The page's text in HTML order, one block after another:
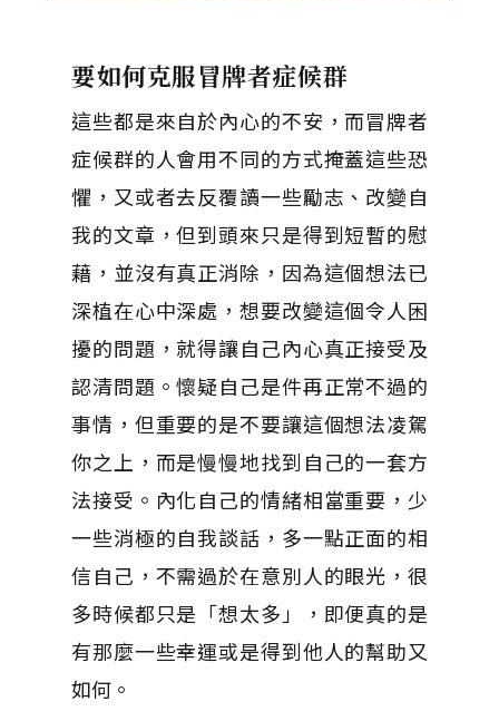
要如何克服冒牌者症候群
這些都是來自於內心的不安，而冒牌者
症候群的人會用不同的方式掩蓋這些恐
懼，又或者去反覆讀一些勵志、改變自
我的文章，但到頭來只是得到短暫的慰
藉，並沒有真正消除，因為這個想法已
深植在心中深處，想要改變這個令人困
擾的問題，就得讓自己內心真正接受及
認清問題。懷疑自己是件再正常不過的
事情，但重要的是不要讓這個想法凌駕
你之上，而是慢慢地找到自己的一套方
法接受。內化自己的情緒相當重要，少
一些消極的自我談話，多一點正面的相
信自己，不需過於在意別人的眼光，很
多時候都只是「想太多」，即便真的是
有那麼一些幸運或是得到他人的幫助又
如何。